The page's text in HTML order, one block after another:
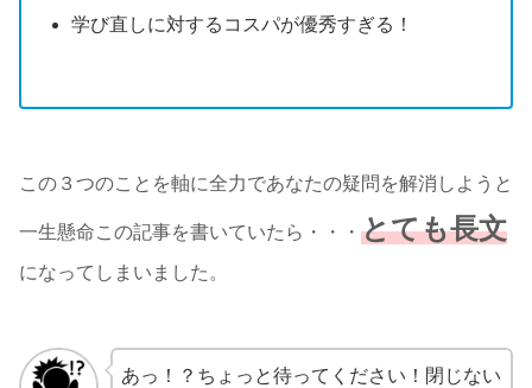
学び直しに対するコスパが優秀すぎる！
この３つのことを軸に全力であなたの疑問を解消しようと
一生懸命この記事を書いていたら・・・ とても長文
になってしまいました。
あっ！？ちょっと待ってください！閉じない